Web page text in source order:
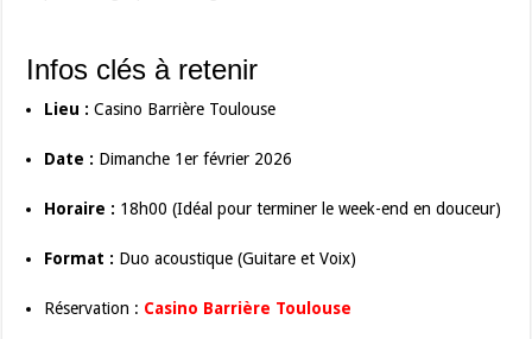
Infos clés à retenir
Lieu : Casino Barrière Toulouse
Date : Dimanche 1er février 2026
Horaire : 18h00 (Idéal pour terminer le week-end en douceur)
Format : Duo acoustique (Guitare et Voix)
Réservation : Casino Barrière Toulouse